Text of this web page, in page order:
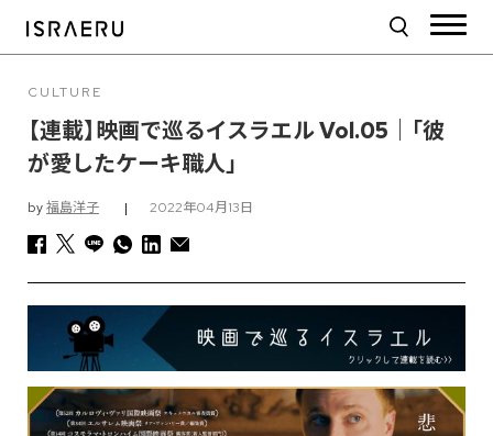
CULTURE
【連載】映画で巡るイスラエル Vol.05｜「彼
が愛したケーキ職人」
by福島洋子 | 2022年04月13日